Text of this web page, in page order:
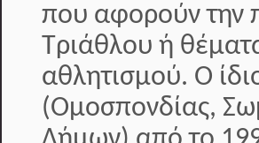
που αφορούν την
Τριάθλου ή
αθλητισμού. Ο
(Ομοσπονδίας,